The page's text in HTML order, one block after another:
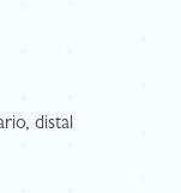
distal